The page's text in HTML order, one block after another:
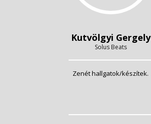
Kutvölgyi Gergely
Solus Beats
Zenét hallgatok/készítek.